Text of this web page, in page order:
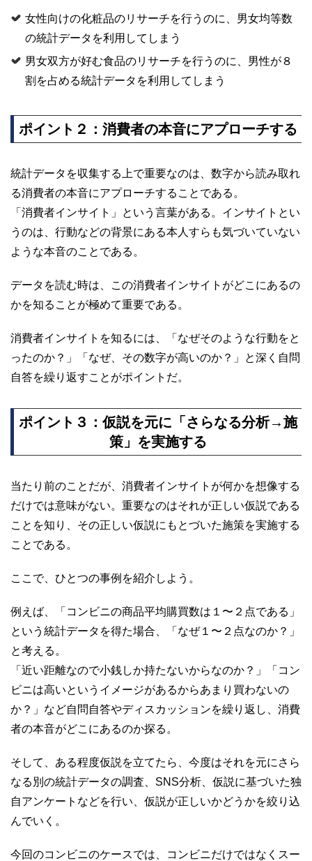
女性向けの化粧品のリサーチを行うのに、男女均等数
の統計データを利用してしまう
男女双方が好む食品のリサーチを行うのに、男性が８
割を占める統計データを利用してしまう
ポイント２：消費者の本音にアプローチする
統計データを収集する上で重要なのは、数字から読み取れ
る消費者の本音にアプローチすることである。
「消費者インサイト」という言葉がある。インサイトとい
うのは、行動などの背景にある本人すらも気づいていない
ような本音のことである。
データを読む時は、この消費者インサイトがどこにあるの
かを知ることが極めて重要である。
消費者インサイトを知るには、「なぜそのような行動をと
ったのか？」「なぜ、その数字が高いのか？」と深く自問
自答を繰り返すことがポイントだ。
ポイント３：仮説を元に「さらなる分析→施
策」を実施する
当たり前のことだが、消費者インサイトが何かを想像する
だけでは意味がない。重要なのはそれが正しい仮説である
ことを知り、その正しい仮説にもとづいた施策を実施する
ことである。
ここで、ひとつの事例を紹介しよう。
例えば、「コンビニの商品平均購買数は１〜２点である」
という統計データを得た場合、「なぜ１〜２点なのか？」
と考える。
「近い距離なので小銭しか持たないからなのか？」「コン
ビニは高いというイメージがあるからあまり買わないの
か？」など自問自答やディスカッションを繰り返し、消費
者の本音がどこにあるのか探る。
そして、ある程度仮説を立てたら、今度はそれを元にさら
なる別の統計データの調査、SNS分析、仮説に基づいた独
自アンケートなどを行い、仮説が正しいかどうかを絞り込
んでいく。
今回のコンビニのケースでは、コンビニだけではなくスー